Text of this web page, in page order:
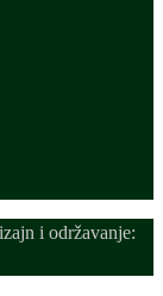
i održavanje: